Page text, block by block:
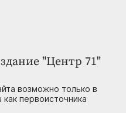
"Центр 71"
возможно только в
первоисточника